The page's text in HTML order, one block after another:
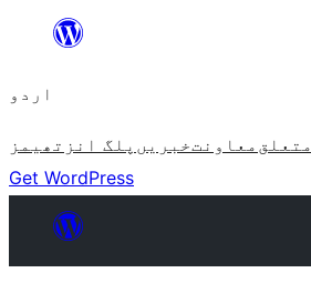
چھوڑیں
پر
اردو
تھیمز پلگ انز خبریںمعاونت متعلق
Get WordPress